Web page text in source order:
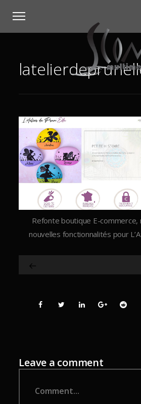
Refonte boutique E-commerce,
nouvelles fonctionnalités pour
Leave a comment